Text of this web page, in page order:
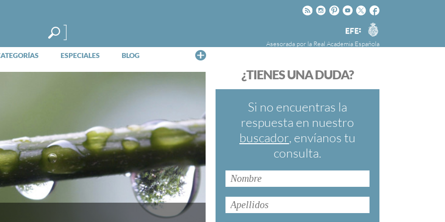
Facebook
Twitter
Youtube
Pinteres
Instagram
Rss
Agencia
EFE
Asesorada por la Real Academia Española
ESPECIALES BLOG
FundéuRAE es una fundación patrocinada por
cuyo objetivo es colaborar con el buen uso del
español en los medios de comunicación y en
Internet.
¿TIENES UNA DUDA?
Si no encuentras la
respuesta en nuestro
buscador, envíanos tu
consulta.